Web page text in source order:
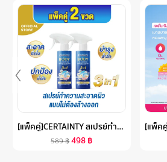
[แพ็คคู่]CERTAINTY สเปรย์ทำความสะอาดผิวแบบไม่ต้องล้างออกเซอร์เทนตี้ ขนาด 350 ML. X2 ขวด
589฿498฿